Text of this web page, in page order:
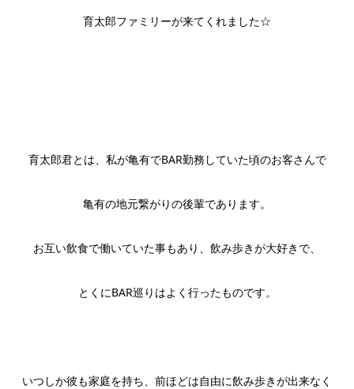
育太郎ファミリーが来てくれました☆
育太郎君とは、私が亀有でBAR勤務していた頃のお客さんで
亀有の地元繋がりの後輩であります。
お互い飲食で働いていた事もあり、飲み歩きが大好きで、
とくにBAR巡りはよく行ったものです。
いつしか彼も家庭を持ち、前ほどは自由に飲み歩きが出来なく